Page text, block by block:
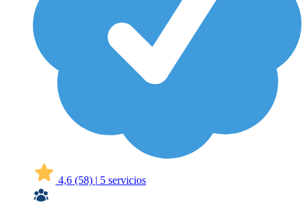
4,6 (58) | 5 servicios